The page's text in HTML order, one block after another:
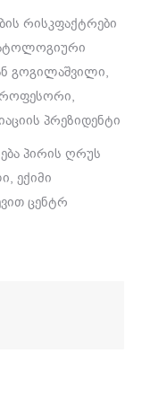
რისკფაქტრები
გოგილაშვილი,
პრეზიდენტი
პირის ღრუს
ექიმი
ცენტრ